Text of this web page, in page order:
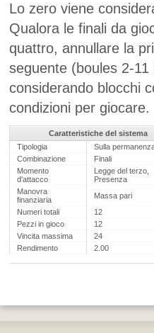
Lo zero viene
Qualora le finali da
quattro, annullare la
seguente (boules 2-
considerando blocchi
condizioni per giocare.
Caratteristiche del sistema
Tipologia
Sulla
Combinazione
Finali
Momento
d'attacco
Legge del terzo,
Presenza
Manovra
finanziaria
Massa pari
Numeri totali
12
Pezzi in gioco
12
Vincita massima
24
Rendimento
2.00